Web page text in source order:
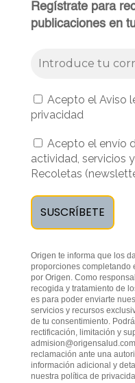
Regístrate para
publicaciones en
Acepto el Aviso legal y la
privacidad
Acepto el envío
actividad, servicios
Recoletas
Origen te informa que los
proporciones completando
por Origen. Como
recogida y tratamiento de
es para poder enviarte
servicios y recursos
de tu consentimiento.
rectificación, limitación y
admision@origensalud.com
reclamación ante una
información adicional y
nuestra política de